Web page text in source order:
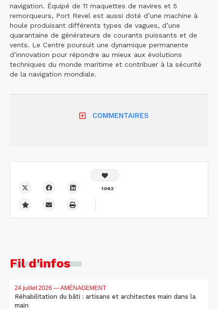
navigation. Équipé de 11 maquettes de navires et 5
remorqueurs, Port Revel est aussi doté d’une machine à
houle produisant différents types de vagues, d’une
quarantaine de générateurs de courants puissants et de
vents. Le Centre poursuit une dynamique permanente
d’innovation pour répondre au mieux aux évolutions
techniques du monde maritime et contribuer à la sécurité
de la navigation mondiale.
COMMENTAIRES
1062
Fil d'infos
24 juillet 2026 — AMÉNAGEMENT
Réhabilitation du bâti : artisans et architectes main dans la
main